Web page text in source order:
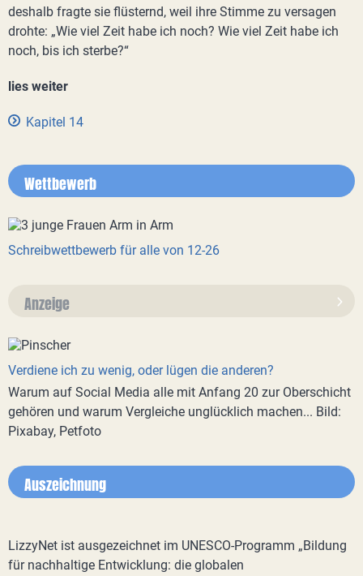
deshalb fragte sie flüsternd, weil ihre Stimme zu versagen
drohte: „Wie viel Zeit habe ich noch? Wie viel Zeit habe ich
noch, bis ich sterbe?“
lies weiter
Kapitel 14
Wettbewerb
Schreibwettbewerb für alle von 12-26
Anzeige
Verdiene ich zu wenig, oder lügen die anderen?
Warum auf Social Media alle mit Anfang 20 zur Oberschicht
gehören und warum Vergleiche unglücklich machen... Bild:
Pixabay, Petfoto
Auszeichnung
LizzyNet ist ausgezeichnet im UNESCO-Programm „Bildung
für nachhaltige Entwicklung: die globalen